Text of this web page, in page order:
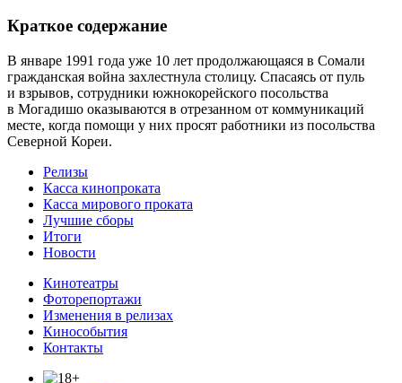
Краткое содержание
В январе 1991 года уже 10 лет продолжающаяся в Сомали
гражданская война захлестнула столицу. Спасаясь от пуль
и взрывов, сотрудники южнокорейского посольства
в Могадишо оказываются в отрезанном от коммуникаций
месте, когда помощи у них просят работники из посольства
Северной Кореи.
Релизы
Касса кинопроката
Касса мирового проката
Лучшие сборы
Итоги
Новости
Кинотеатры
Фоторепортажи
Изменения в релизах
Кинособытия
Контакты